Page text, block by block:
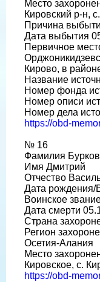
Место
Кировский р-н,
Причина
Дата выбытия
Первичное
Кирово, в
Название
Номер фонда
Номер описи
Номер дела
https://obd-
№ 16
Фамилия Бурков
Имя Дмитрий
Отчество
Дата рождения/
Воинское
Дата смерти
Страна
Регион
Осетия-Алания
Место
Кировское, с.
https://obd-